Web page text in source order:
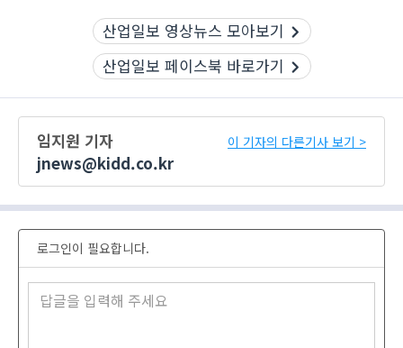
산업일보 영상뉴스 모아보기
산업일보 페이스북 바로가기
임지원 기자
jnews@kidd.co.kr
이 기자의 다른기사 보기 >
로그인이 필요합니다.